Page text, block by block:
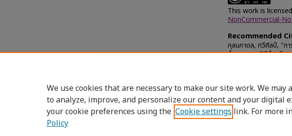
This work is
NonCommercial-
Recommended
กุลนภาดล, ทวีศิลป์, "ก
อำนาจทางสถิติสำหรับ
We use cookies that are necessary to make our site work. We may
to analyze, improve, and personalize our content and your digital
your cookie preferences using the Cookie settings link. For more
Policy